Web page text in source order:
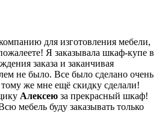
для изготовления мебели,
Я заказывала шкаф-купе в
заказа и заканчивая
не было. Все было сделано очень
же мне ещё скидку сделали!
Алексею за прекрасный шкаф!
мебель буду заказывать только